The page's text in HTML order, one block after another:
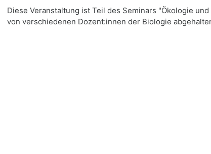
Diese Veranstaltung ist Teil des Seminars "Ökologie
von verschiedenen Dozent:innen der Biologie